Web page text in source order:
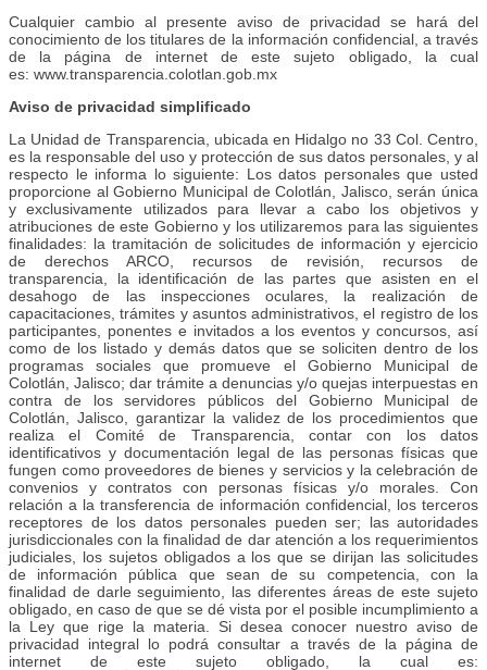
Cualquier cambio al presente aviso de privacidad se hará del
conocimiento de los titulares de la información confidencial, a través
de la página de internet de este sujeto obligado, la cual
es: www.transparencia.colotlan.gob.mx
Aviso de privacidad simplificado
La Unidad de Transparencia, ubicada en Hidalgo no 33 Col. Centro,
es la responsable del uso y protección de sus datos personales, y al
respecto le informa lo siguiente: Los datos personales que usted
proporcione al Gobierno Municipal de Colotlán, Jalisco, serán única
y exclusivamente utilizados para llevar a cabo los objetivos y
atribuciones de este Gobierno y los utilizaremos para las siguientes
finalidades: la tramitación de solicitudes de información y ejercicio
de derechos ARCO, recursos de revisión, recursos de
transparencia, la identificación de las partes que asisten en el
desahogo de las inspecciones oculares, la realización de
capacitaciones, trámites y asuntos administrativos, el registro de los
participantes, ponentes e invitados a los eventos y concursos, así
como de los listado y demás datos que se soliciten dentro de los
programas sociales que promueve el Gobierno Municipal de
Colotlán, Jalisco; dar trámite a denuncias y/o quejas interpuestas en
contra de los servidores públicos del Gobierno Municipal de
Colotlán, Jalisco, garantizar la validez de los procedimientos que
realiza el Comité de Transparencia, contar con los datos
identificativos y documentación legal de las personas físicas que
fungen como proveedores de bienes y servicios y la celebración de
convenios y contratos con personas físicas y/o morales. Con
relación a la transferencia de información confidencial, los terceros
receptores de los datos personales pueden ser; las autoridades
jurisdiccionales con la finalidad de dar atención a los requerimientos
judiciales, los sujetos obligados a los que se dirijan las solicitudes
de información pública que sean de su competencia, con la
finalidad de darle seguimiento, las diferentes áreas de este sujeto
obligado, en caso de que se dé vista por el posible incumplimiento a
la Ley que rige la materia. Si desea conocer nuestro aviso de
privacidad integral lo podrá consultar a través de la página de
internet de este sujeto obligado, la cual es: